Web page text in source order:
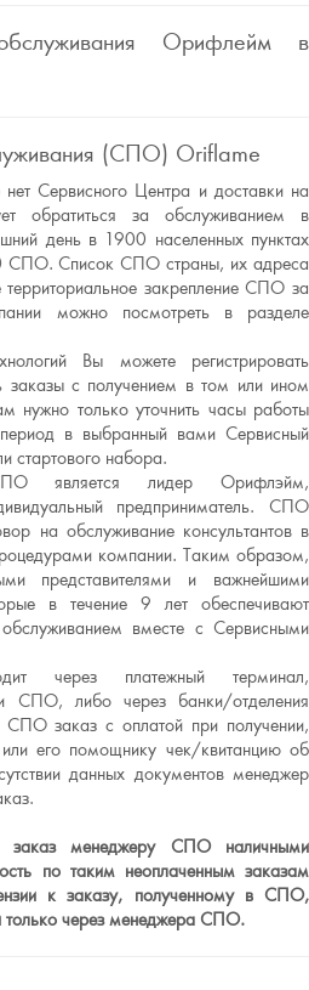
Орифлейм в
(СПО) Oriflame
Сервисного Центра и доставки на
обратиться за обслуживанием в
день в 1900 населенных пунктах
СПО. Список СПО страны, их адреса
закрепление СПО за
можно посмотреть в разделе
Вы можете регистрировать
заказы с получением в том или ином
только уточнить часы работы
в выбранный вами Сервисный
стартового набора.
является лидер Орифлэйм,
предприниматель. СПО
на обслуживание консультантов в
компании. Таким образом,
представителями и важнейшими
в течение 9 лет обеспечивают
обслуживанием вместе с Сервисными
через платежный терминал,
СПО, либо через банки/отделения
заказ с оплатой при получении,
его помощнику чек/квитанцию об
данных документов менеджер
заказ менеджеру СПО наличными
по таким неоплаченным заказам
к заказу, полученному в СПО,
только через менеджера СПО.